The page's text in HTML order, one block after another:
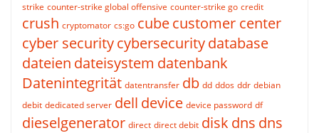
strike counter-strike global offensive counter-strike go credit
crush cryptomator cs:go cubecustomer center
cyber securitycybersecuritydatabase
dateien dateisystem datenbank
Datenintegrität datentransfer db dd ddos ddr debian
debit dedicated server dell device device password df
dieselgenerator direct direct debit disk dns dns